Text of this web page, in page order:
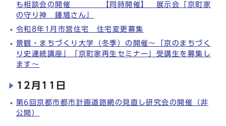
も相談会の開催 【同時開催】 展示会「京町家
の守り神 鍾馗さん」
令和8年1月市営住宅 住宅変更募集
景観・まちづくり大学（冬季）の開催～「京のまちづく
り史連続講座」「京町家再生セミナー」受講生を募集し
ます～
12月11日
第6回京都市都市計画道路網の見直し研究会の開催（非
公開）